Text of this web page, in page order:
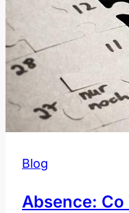
Blog
Absence: Co